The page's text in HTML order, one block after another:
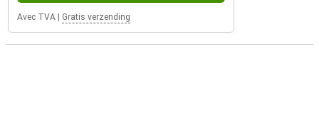
Avec TVA Gratis verzending